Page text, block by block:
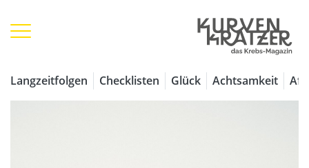
Langzeitfolgen Checklisten Glück Achtsamkeit